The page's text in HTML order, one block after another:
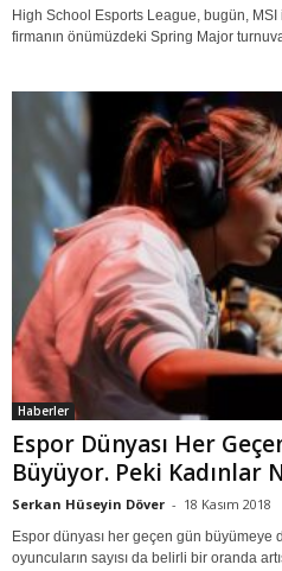
High School Esports League, bugün, MSI
firmanın önümüzdeki Spring Major
Haberler
Espor Dünyası Her
Büyüyor. Peki Kadınlar
Serkan Hüseyin Döver - 18 Kasım 2018
Espor dünyası her geçen gün büyümeye
oyuncuların sayısı da belirli bir oranda